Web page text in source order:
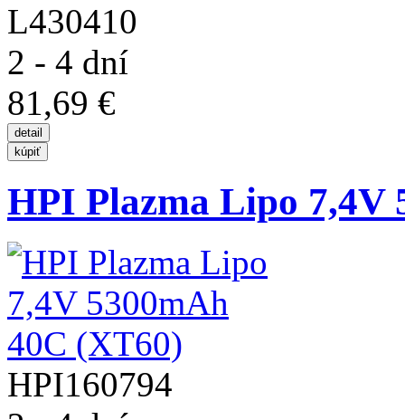
L430410
2 - 4 dní
81,69 €
HPI Plazma Lipo 7,4V
HPI160794